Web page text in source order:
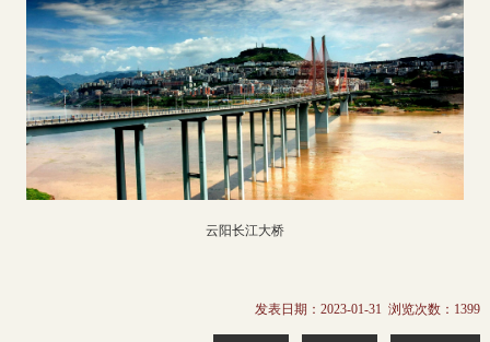
云阳长江大桥
发表日期：2023-01-31 浏览次数： 1399